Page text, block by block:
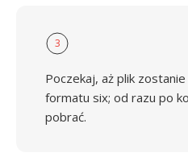
3
Poczekaj, aż plik
formatu six; od razu po
pobrać.